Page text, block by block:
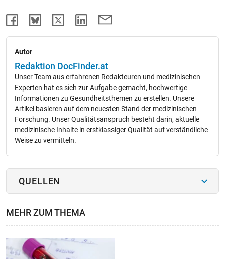
Autor
Redaktion DocFinder.at
Unser Team aus erfahrenen Redakteuren und medizinischen
Experten hat es sich zur Aufgabe gemacht, hochwertige
Informationen zu Gesundheitsthemen zu erstellen. Unsere
Artikel basieren auf dem neuesten Stand der medizinischen
Forschung. Unser Qualitätsanspruch besteht darin, aktuelle
medizinische Inhalte in erstklassiger Qualität auf verständliche
Weise zu vermitteln.
QUELLEN
MEHR ZUM THEMA